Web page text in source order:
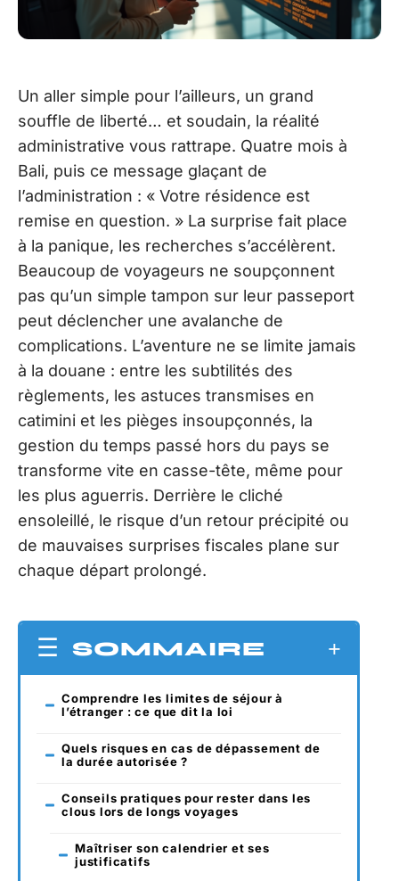
Un aller simple pour l’ailleurs, un grand
souffle de liberté… et soudain, la réalité
administrative vous rattrape. Quatre mois à
Bali, puis ce message glaçant de
l’administration : « Votre résidence est
remise en question. » La surprise fait place
à la panique, les recherches s’accélèrent.
Beaucoup de voyageurs ne soupçonnent
pas qu’un simple tampon sur leur passeport
peut déclencher une avalanche de
complications. L’aventure ne se limite jamais
à la douane : entre les subtilités des
règlements, les astuces transmises en
catimini et les pièges insoupçonnés, la
gestion du temps passé hors du pays se
transforme vite en casse-tête, même pour
les plus aguerris. Derrière le cliché
ensoleillé, le risque d’un retour précipité ou
de mauvaises surprises fiscales plane sur
chaque départ prolongé.
SOMMAIRE
Comprendre les limites de séjour à
l’étranger : ce que dit la loi
Quels risques en cas de dépassement de
la durée autorisée ?
Conseils pratiques pour rester dans les
clous lors de longs voyages
Maîtriser son calendrier et ses
justificatifs